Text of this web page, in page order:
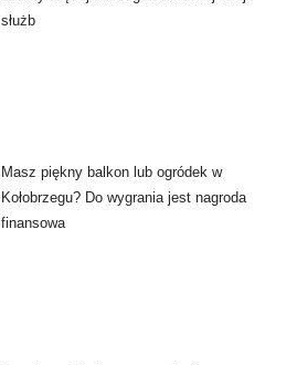
służb
Masz piękny balkon lub ogródek w
Kołobrzegu? Do wygrania jest nagroda
finansowa